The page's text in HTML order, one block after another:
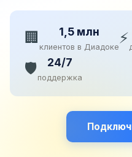
🏢 1,5 млн
клиентов в Диадоке⚡
🛡️ 24/7
поддержка